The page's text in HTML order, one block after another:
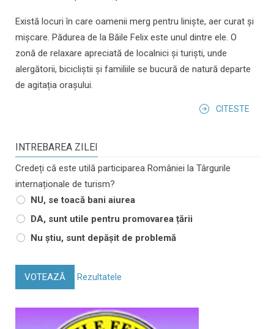
Există locuri în care oamenii merg pentru liniște, aer curat și
mișcare. Pădurea de la Băile Felix este unul dintre ele. O
zonă de relaxare apreciată de localnici și turiști, unde
alergătorii, bicicliștii și familiile se bucură de natură departe
de agitația orașului.
CITESTE
INTREBAREA ZILEI
Credeți că este utilă participarea României la Târgurile
internaționale de turism?
NU, se toacă bani aiurea
DA, sunt utile pentru promovarea țării
Nu știu, sunt depășit de problemă
VOTEAZĂ Rezultatele